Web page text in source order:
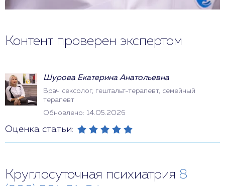
Контент проверен экспертом
Шурова Екатерина Анатольевна
Врач сексолог, гештальт-терапевт, семейный
терапевт
Обновлено: 14.05.2026
Оценка статьи:
Круглосуточная психиатрия 8